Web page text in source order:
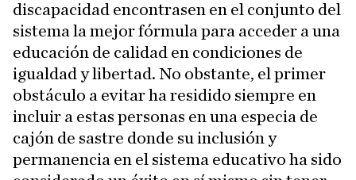
discapacidad encontrasen en el conjunto del
sistema la mejor fórmula para acceder a una
educación de calidad en condiciones de
igualdad y libertad. No obstante, el primer
obstáculo a evitar ha residido siempre en
incluir a estas personas en una especia de
cajón de sastre donde su inclusión y
permanencia en el sistema educativo ha sido